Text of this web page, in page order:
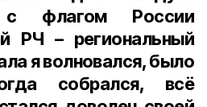
флагом России
РЧ – региональный
я волновался, было
собрался, всё